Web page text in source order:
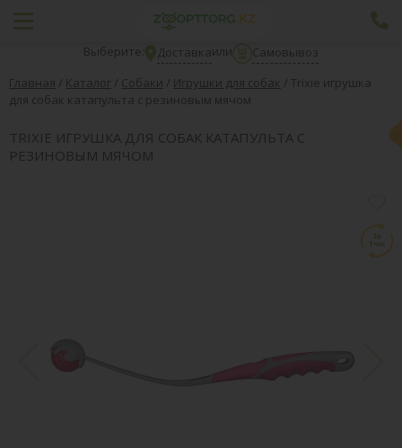
Выберите: Доставкаили
Самовывоз
Главная / Каталог / Собаки / Игрушки для собак / Trixie игрушка
для собак катапульта с резиновым мячом
TRIXIE ИГРУШКА ДЛЯ СОБАК КАТАПУЛЬТА С
РЕЗИНОВЫМ МЯЧОМ